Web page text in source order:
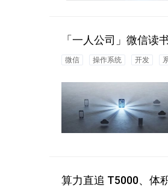
「一人公司」微信读
微信 操作系统 开发
算力直追 T5000、体